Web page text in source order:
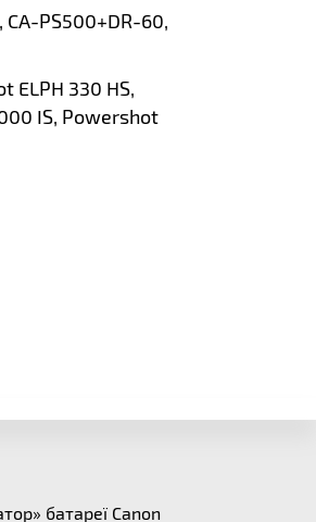
CA-PS500+DR-60,
ELPH 330 HS,
IS, Powershot
батареї Canon